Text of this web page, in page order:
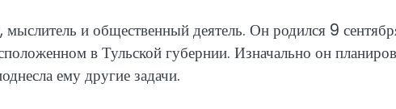
и общественный деятель. Он родился 9
в Тульской губернии. Изначально он
ему другие задачи.